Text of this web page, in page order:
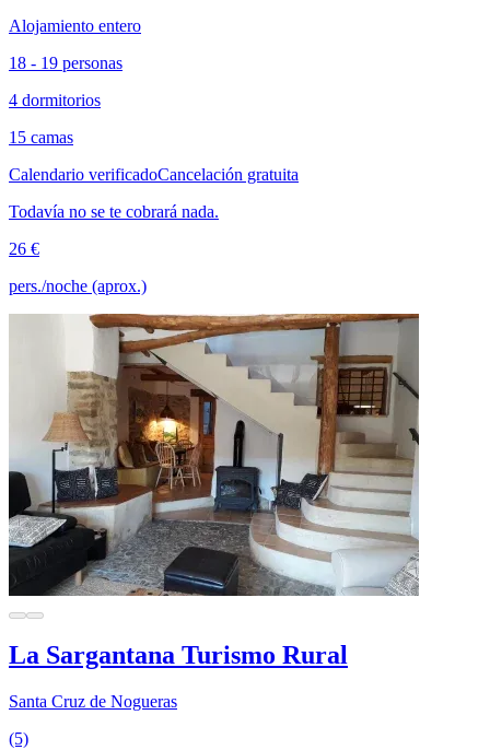
Alojamiento entero
18 - 19 personas
4 dormitorios
15 camas
Calendario verificadoCancelación gratuita
Todavía no se te cobrará nada.
26 €
pers./noche (aprox.)
La Sargantana Turismo Rural
Santa Cruz de Nogueras
(5)